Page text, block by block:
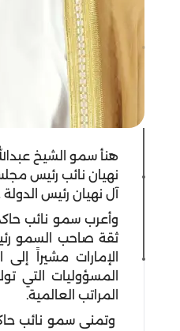
هنأ سمو الشيخ
نهيان نائب رئيس
آل نهيان رئيس
وأعرب سمو نائب
ثقة صاحب السمو
الإمارات مشيراً
المسؤوليات التي
المراتب العالمية.
وتمنى سمو نائب